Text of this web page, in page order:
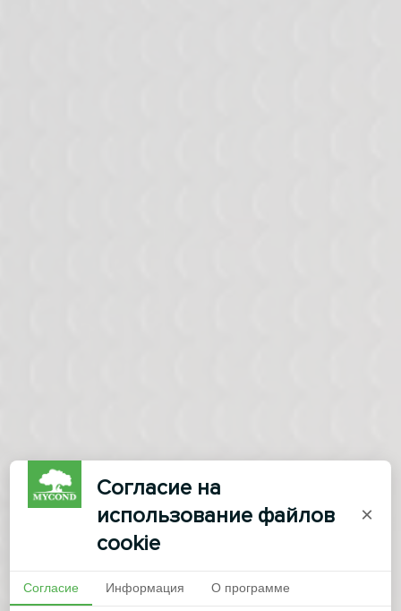
Согласие на
использование файлов
cookie
×
Согласие Информация О программе